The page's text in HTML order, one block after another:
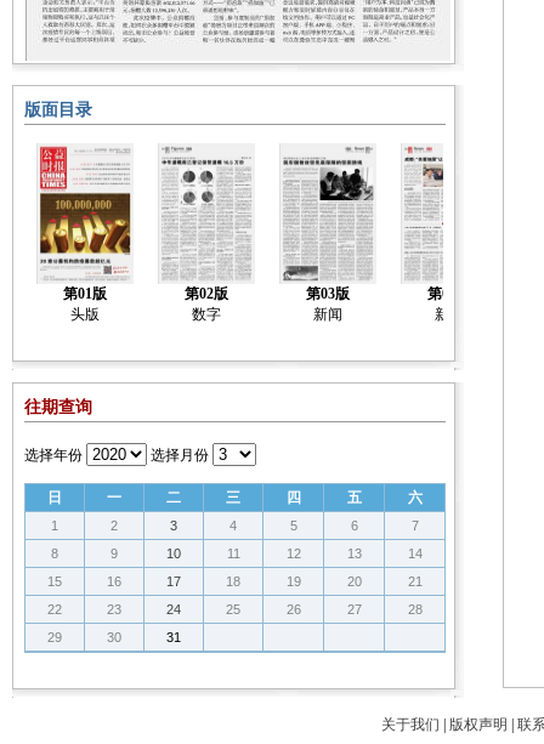
版面目录
第01版
头版
第02版
数字
第03版
新闻
第04版
新闻
往期查询
选择年份 选择月份
日 一 二 三 四 五 六
1 2 3 4 5 6
7
8
9 10 11 12 13
14
15
16 17 18 19 20
21
22
23 24 25 26 27
28
29
30 31
关于我们 版权声明
联